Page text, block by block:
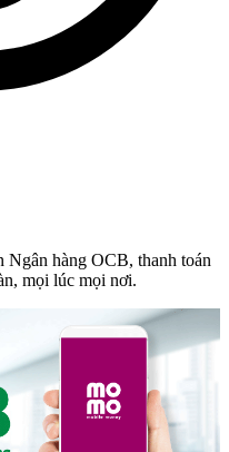
hàng OCB, thanh toán
mọi lúc mọi nơi.